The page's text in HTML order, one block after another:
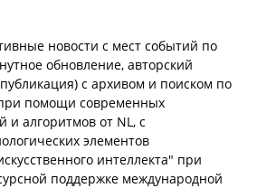
новости с мест событий по
обновление, авторский
с архивом и поиском по
помощи современных
алгоритмов от NL, с
элементов
интеллекта" при
поддержке международной